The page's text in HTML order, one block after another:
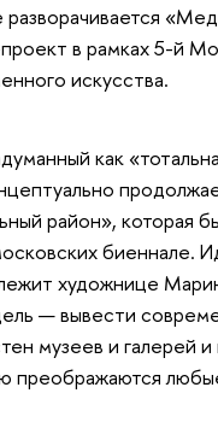
в рамках 5-й
искусства.
как
район», которая
биеннале.
художнице
— вывести
музеев и галерей и
преображаются